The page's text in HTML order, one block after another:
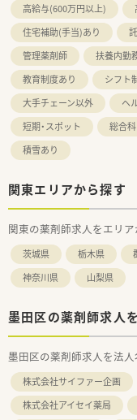
高給与(600万円以上)
住宅補助(手当)あり
管理薬剤師
扶養内勤
教育制度あり
シフト
大手チェーン以外
ヘ
短期・スポット
総合
積雪あり
関東エリアから探す
関東の薬剤師求人をエリ
茨城県 栃木県
神奈川県
山梨県
墨田区の薬剤師求人
墨田区の薬剤師求人を法
株式会社サイファー企画
株式会社アイセイ薬局